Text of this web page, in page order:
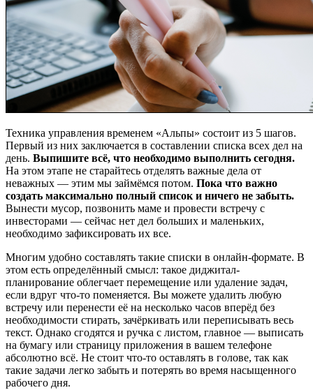
Техника управления временем «Альпы» состоит из 5 шагов.
Первый из них заключается в составлении списка всех дел на
день. Выпишите всё, что необходимо выполнить сегодня.
На этом этапе не старайтесь отделять важные дела от
неважных — этим мы займёмся потом. Пока что важно
создать максимально полный список и ничего не забыть.
Вынести мусор, позвонить маме и провести встречу с
инвесторами — сейчас нет дел больших и маленьких,
необходимо зафиксировать их все.
Многим удобно составлять такие списки в онлайн-формате. В
этом есть определённый смысл: такое диджитал-
планирование облегчает перемещение или удаление задач,
если вдруг что-то поменяется. Вы можете удалить любую
встречу или перенести её на несколько часов вперёд без
необходимости стирать, зачёркивать или переписывать весь
текст. Однако сгодятся и ручка с листом, главное — выписать
на бумагу или страницу приложения в вашем телефоне
абсолютно всё. Не стоит что-то оставлять в голове, так как
такие задачи легко забыть и потерять во время насыщенного
рабочего дня.